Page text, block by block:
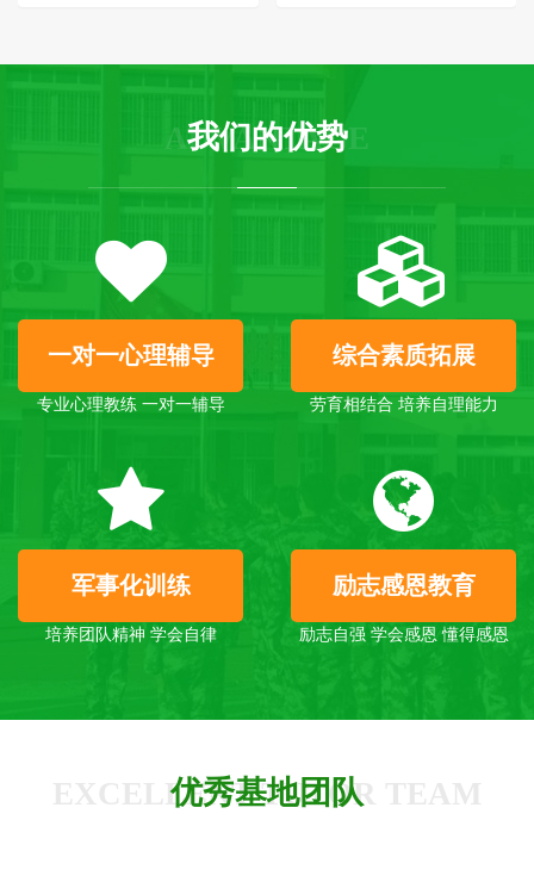
ADVANTAGE
我们的优势
一对一心理辅导
专业心理教练 一对一辅导
综合素质拓展
劳育相结合 培养自理能力
军事化训练
培养团队精神 学会自律
励志感恩教育
励志自强 学会感恩 懂得感恩
EXCELLENT TUTOR TEAM
优秀基地团队